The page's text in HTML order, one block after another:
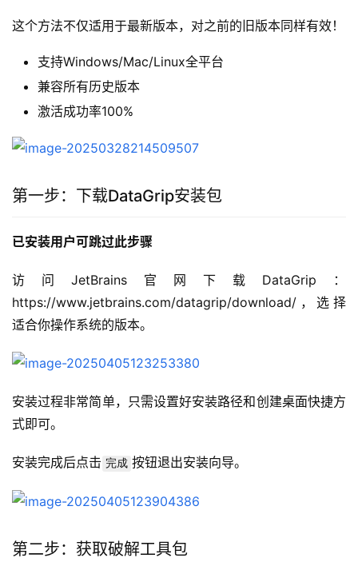
这个方法不仅适用于最新版本，对之前的旧版本同样有效！
支持Windows/Mac/Linux全平台
兼容所有历史版本
激活成功率100%
第一步：下载DataGrip安装包
已安装用户可跳过此步骤
访问JetBrains官网下载DataGrip：
https://www.jetbrains.com/datagrip/download/，选择
适合你操作系统的版本。
安装过程非常简单，只需设置好安装路径和创建桌面快捷方
式即可。
安装完成后点击 完成 按钮退出安装向导。
第二步：获取破解工具包